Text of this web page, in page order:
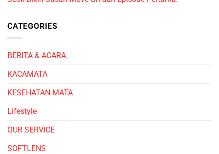
CATEGORIES
BERITA & ACARA
KACAMATA
KESEHATAN MATA
Lifestyle
OUR SERVICE
SOFTLENS